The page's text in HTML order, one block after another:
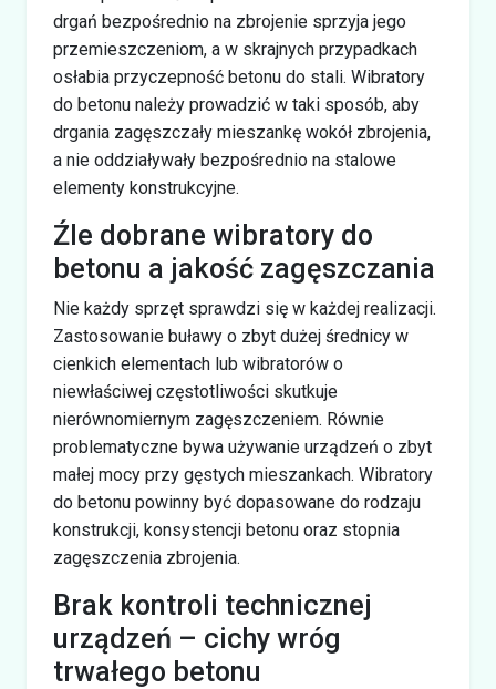
drgań bezpośrednio na zbrojenie sprzyja jego
przemieszczeniom, a w skrajnych przypadkach
osłabia przyczepność betonu do stali. Wibratory
do betonu należy prowadzić w taki sposób, aby
drgania zagęszczały mieszankę wokół zbrojenia,
a nie oddziaływały bezpośrednio na stalowe
elementy konstrukcyjne.
Źle dobrane wibratory do
betonu a jakość zagęszczania
Nie każdy sprzęt sprawdzi się w każdej realizacji.
Zastosowanie buławy o zbyt dużej średnicy w
cienkich elementach lub wibratorów o
niewłaściwej częstotliwości skutkuje
nierównomiernym zagęszczeniem. Równie
problematyczne bywa używanie urządzeń o zbyt
małej mocy przy gęstych mieszankach. Wibratory
do betonu powinny być dopasowane do rodzaju
konstrukcji, konsystencji betonu oraz stopnia
zagęszczenia zbrojenia.
Brak kontroli technicznej
urządzeń – cichy wróg
trwałego betonu